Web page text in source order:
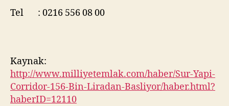
Tel : 0216 556 08 00
Kaynak:
http://www.milliyetemlak.com/haber/Sur-Yapi-
Corridor-156-Bin-Liradan-Basliyor/haber.html?
haberID=12110